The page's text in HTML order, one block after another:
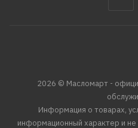
2026 © Масломарт -
Информация о товарах,
информационный характер и